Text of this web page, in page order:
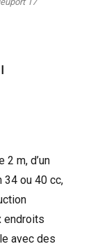
2 m, d’un
34 ou 40 cc,
endroits
avec des